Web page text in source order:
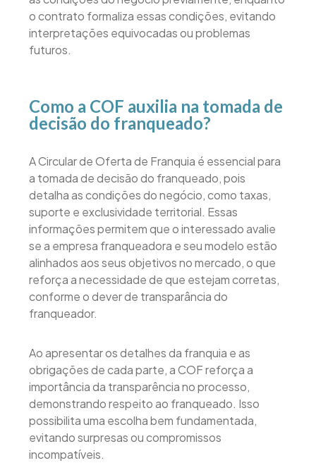
o contrato formaliza essas condições, evitando
interpretações equivocadas ou problemas
futuros.
Como a COF auxilia na tomada de
decisão do franqueado?
A Circular de Oferta de Franquia é essencial para
a tomada de decisão do franqueado, pois
detalha as condições do negócio, como taxas,
suporte e exclusividade territorial. Essas
informações permitem que o interessado avalie
se a empresa franqueadora e seu modelo estão
alinhados aos seus objetivos no mercado, o que
reforça a necessidade de que estejam corretas,
conforme o dever de transparância do
franqueador.
Ao apresentar os detalhes da franquia e as
obrigações de cada parte, a COF reforça a
importância da transparência no processo,
demonstrando respeito ao franqueado. Isso
possibilita uma escolha bem fundamentada,
evitando surpresas ou compromissos
incompatíveis.